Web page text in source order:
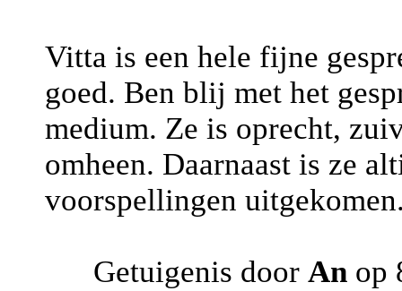
Vitta is een hele fijne
goed. Ben blij met het
medium. Ze is oprecht,
omheen. Daarnaast is ze
voorspellingen
Getuigenis door An op